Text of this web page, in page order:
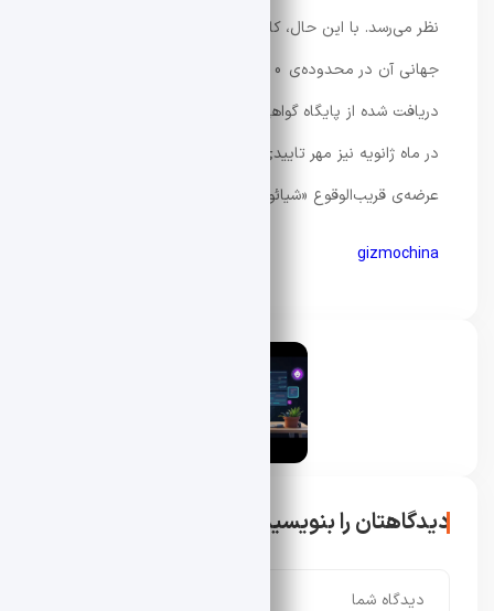
نظر می‌رسد. با این حال، کارشناسان پیش‌بینی می‌کنند قیمت
در ماه ژانویه نیز مهر تاییدی بر توسعه‌ی این محصول و
عرضه‌ی قریب‌الوقوع «شیائومی اسمارت بند 10 پرو» است.
gizmochina
دیدگاهتان را بنویسید